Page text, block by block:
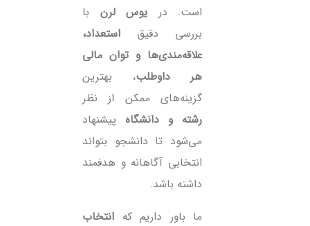
است. در یوس لرن با
بررسی دقیقاستعداد،
علاقه‌مندی‌ها و توان مالی
هر داوطلب، بهترین
گزینه‌های ممکن از نظر
رشته و دانشگاهپیشنهاد
می‌شود تا دانشجو بتواند
انتخابی آگاهانه و هدفمند
داشته باشد.
ما باور داریم کهانتخاب